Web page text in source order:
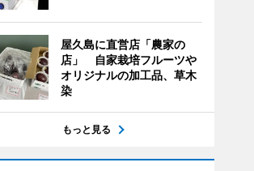
屋久島に直営店「農家の
店」 自家栽培フルーツや
オリジナルの加工品、草木
染
もっと見る